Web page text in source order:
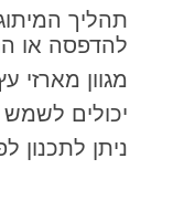
תהליך
להדפסה או
מגוון מארזי
יכולים
ניתן